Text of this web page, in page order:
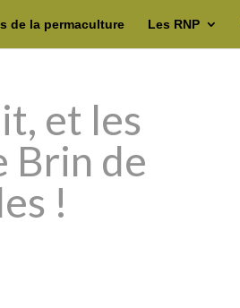
de la permaculture Les RNP
et les
Brin de
!